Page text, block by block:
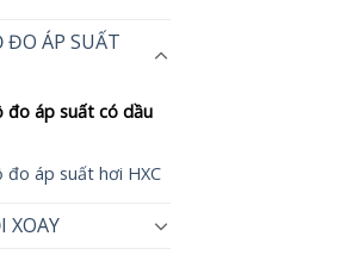
ĐO ÁP SUẤT
đo áp suất có dầu
đo áp suất hơi HXC
XOAY